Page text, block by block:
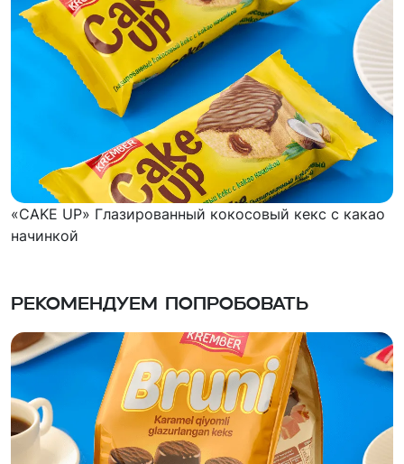
«CAKE UP» Глазированный кокосовый кекс с какао
начинкой
Рекомендуем попробовать